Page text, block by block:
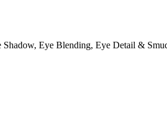
Eye Blending, Eye Detail &